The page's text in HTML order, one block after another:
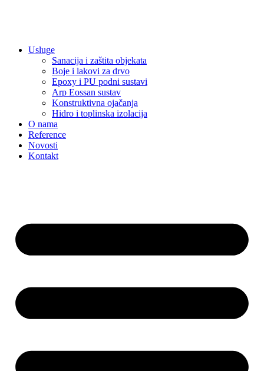
Usluge
Sanacija i zaštita objekata
Boje i lakovi za drvo
Epoxy i PU podni sustavi
Arp Eossan sustav
Konstruktivna ojačanja
Hidro i toplinska izolacija
O nama
Reference
Novosti
Kontakt